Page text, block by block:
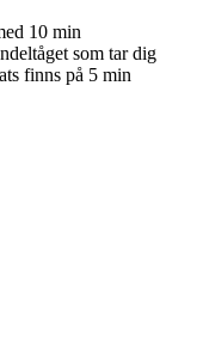
10 min
som tar dig
finns på 5 min